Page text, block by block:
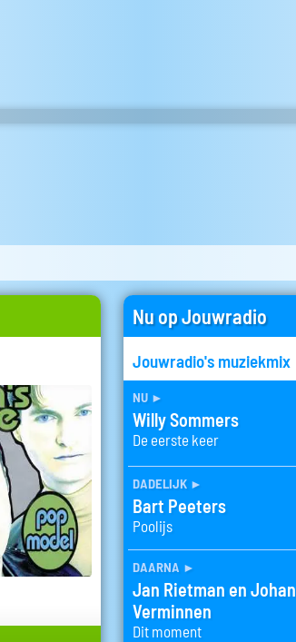
Nu op Jouwradio
Jouwradio's muziekmix
nu ►
Willy Sommers
De eerste keer
dadelijk ►
Bart Peeters
Poolijs
daarna ►
Jan Rietman en Johan
Verminnen
Dit moment